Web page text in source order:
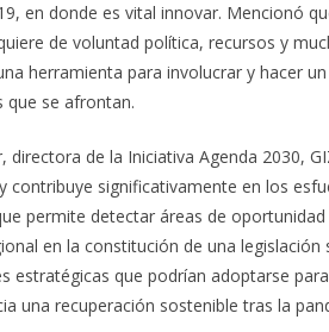
en donde es vital innovar. Mencionó
de voluntad política, recursos y
herramienta para involucrar y hacer
que se afrontan.
directora de la Iniciativa Agenda 2030,
contribuye significativamente en los
permite detectar áreas de
en la constitución de una
estratégicas que podrían adoptarse
una recuperación sostenible tras la